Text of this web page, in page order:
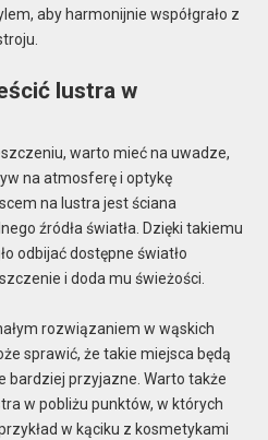
aby harmonijnie współgrało z
lustra w
warto mieć na uwadze,
na atmosferę i optykę
na lustra jest ściana
źródła światła. Dzięki takiemu
odbijać dostępne światło
i doda mu świeżości.
rozwiązaniem w wąskich
sprawić, że takie miejsca będą
bardziej przyjazne. Warto także
w pobliżu punktów, w których
w kąciku z kosmetykami